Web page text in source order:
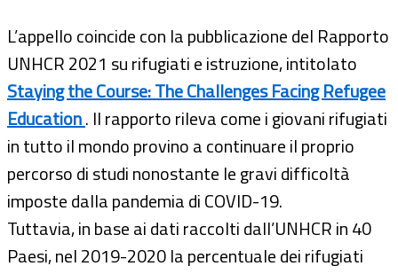
L’appello coincide con la pubblicazione del Rapporto
UNHCR 2021 su rifugiati e istruzione, intitolato
Staying the Course: The Challenges Facing Refugee
Education. Il rapporto rileva come i giovani rifugiati
in tutto il mondo provino a continuare il proprio
percorso di studi nonostante le gravi difficoltà
imposte dalla pandemia di COVID-19.
Tuttavia, in base ai dati raccolti dall’UNHCR in 40
Paesi, nel 2019-2020 la percentuale dei rifugiati